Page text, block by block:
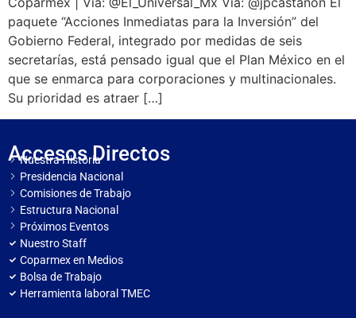
paquete “Acciones Inmediatas para la Inversión” del
Gobierno Federal, integrado por medidas de seis
secretarías, está pensado igual que el Plan México en el
que se enmarca para corporaciones y multinacionales.
Su prioridad es atraer […]
Accesos Directos
Nuestra Historia
Presidencia Nacional
Comisiones de Trabajo
Estructura Nacional
Próximos Eventos
Nuestro Staff
Coparmex en Medios
Bolsa de Trabajo
Herramienta laboral TMEC